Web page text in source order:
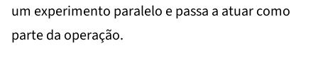
um experimento paralelo e passa a atuar como
parte da operação.